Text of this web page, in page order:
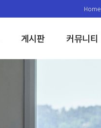
Home
게시판 커뮤니티